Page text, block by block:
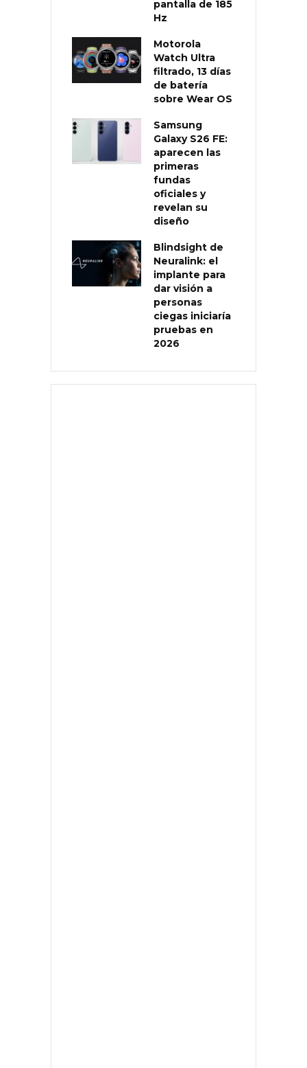
pantalla de 185
Hz
Motorola
Watch Ultra
filtrado, 13 días
de batería
sobre Wear OS
Samsung
Galaxy S26 FE:
aparecen las
primeras
fundas
oficiales y
revelan su
diseño
Blindsight de
Neuralink: el
implante para
dar visión a
personas
ciegas iniciaría
pruebas en
2026